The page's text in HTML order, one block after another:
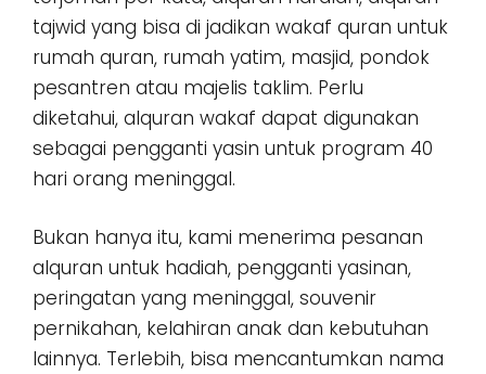
tajwid yang bisa di jadikan wakaf quran untuk
rumah quran, rumah yatim, masjid, pondok
pesantren atau majelis taklim. Perlu
diketahui, alquran wakaf dapat digunakan
sebagai pengganti yasin untuk program 40
hari orang meninggal.
Bukan hanya itu, kami menerima pesanan
alquran untuk hadiah, pengganti yasinan,
peringatan yang meninggal, souvenir
pernikahan, kelahiran anak dan kebutuhan
lainnya. Terlebih, bisa mencantumkan nama